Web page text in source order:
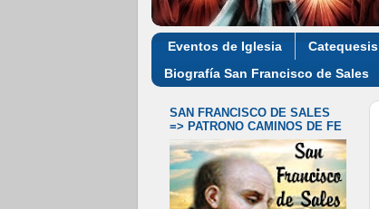
Eventos de Iglesia Catequesis
Biografía San Francisco de Sales
SAN FRANCISCO DE SALES
=> PATRONO CAMINOS DE FE